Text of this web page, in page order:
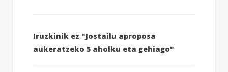
Iruzkinik ez "Jostailu aproposa
aukeratzeko 5 aholku eta gehiago"